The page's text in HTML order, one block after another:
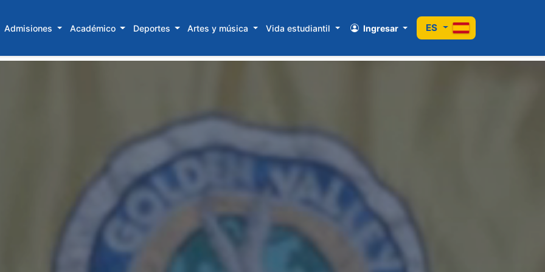
Admisiones Académico Deportes Artes y música Vida estudiantil Ingresar ES